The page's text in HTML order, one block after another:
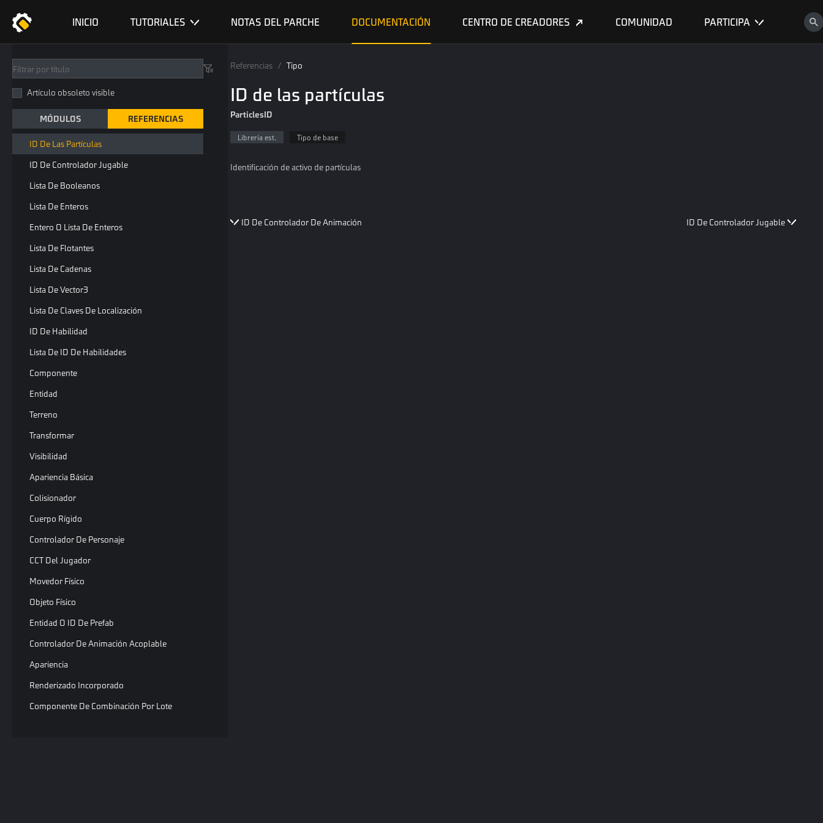
INICIO TUTORIALES NOTAS DEL PARCHE DOCUMENTACIÓN CENTRO DE CREADORES COMUNIDAD PARTICIPA
Artículo obsoleto visible
MÓDULOS REFERENCIAS
ID De Recurso De IU Personalizada
ID De CSV
ID De Efecto
ID De Controlador De Animación
ID De Las Partículas
ID De Controlador Jugable
Lista De Booleanos
Lista De Enteros
Entero O Lista De Enteros
Lista De Flotantes
Lista De Cadenas
Lista De Vector3
Lista De Claves De Localización
ID De Habilidad
Lista De ID De Habilidades
Componente
Entidad
Terreno
Transformar
Visibilidad
Apariencia Básica
Colisionador
Cuerpo Rígido
Controlador De Personaje
CCT Del Jugador
Movedor Físico
Objeto Físico
Entidad O ID De Prefab
Controlador De Animación Acoplable
Apariencia
Renderizado Incorporado
Componente De Combinación Por Lote
Referencias / Tipo
ID de las partículas
ParticlesID
Librería est. Tipo de base
Identificación de activo de partículas
ID De Controlador De Animación ID De Controlador Jugable